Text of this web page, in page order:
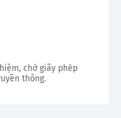
chờ giấy phép
thông.